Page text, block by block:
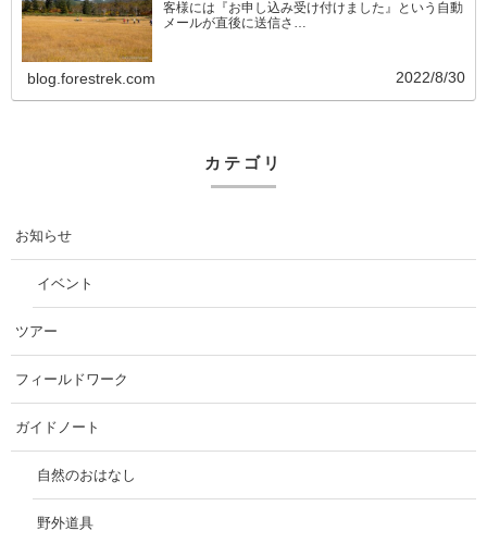
客様には『お申し込み受け付けました』という自動
メールが直後に送信さ…
blog.forestrek.com 2022/8/30
カテゴリ
お知らせ
イベント
ツアー
フィールドワーク
ガイドノート
自然のおはなし
野外道具